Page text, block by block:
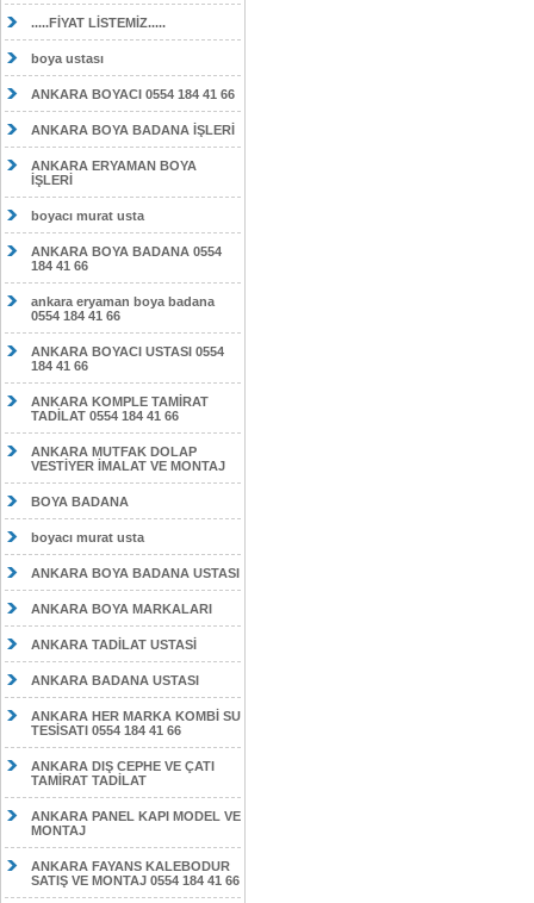
.....FİYAT LİSTEMİZ.....
boya ustası
ANKARA BOYACI 0554 184 41 66
ANKARA BOYA BADANA İŞLERİ
ANKARA ERYAMAN BOYA
İŞLERİ
boyacı murat usta
ANKARA BOYA BADANA 0554
184 41 66
ankara eryaman boya badana
0554 184 41 66
ANKARA BOYACI USTASI 0554
184 41 66
ANKARA KOMPLE TAMİRAT
TADİLAT 0554 184 41 66
ANKARA MUTFAK DOLAP
VESTİYER İMALAT VE MONTAJ
BOYA BADANA
boyacı murat usta
ANKARA BOYA BADANA USTASI
ANKARA BOYA MARKALARI
ANKARA TADİLAT USTASİ
ANKARA BADANA USTASI
ANKARA HER MARKA KOMBİ SU
TESİSATI 0554 184 41 66
ANKARA DIŞ CEPHE VE ÇATI
TAMİRAT TADİLAT
ANKARA PANEL KAPI MODEL VE
MONTAJ
ANKARA FAYANS KALEBODUR
SATIŞ VE MONTAJ 0554 184 41 66